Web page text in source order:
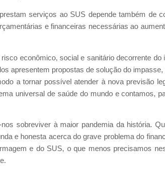
serviços ao SUS depende também de
e financeiras necessárias ao
econômico, social e sanitário decorrente do
apresentem propostas de solução do
a tornar possível atender à nova previsão
universal de saúde do mundo e contamos,
sobreviver à maior pandemia da história.
e honesta acerca do grave problema do
e do SUS, o que menos precisamos